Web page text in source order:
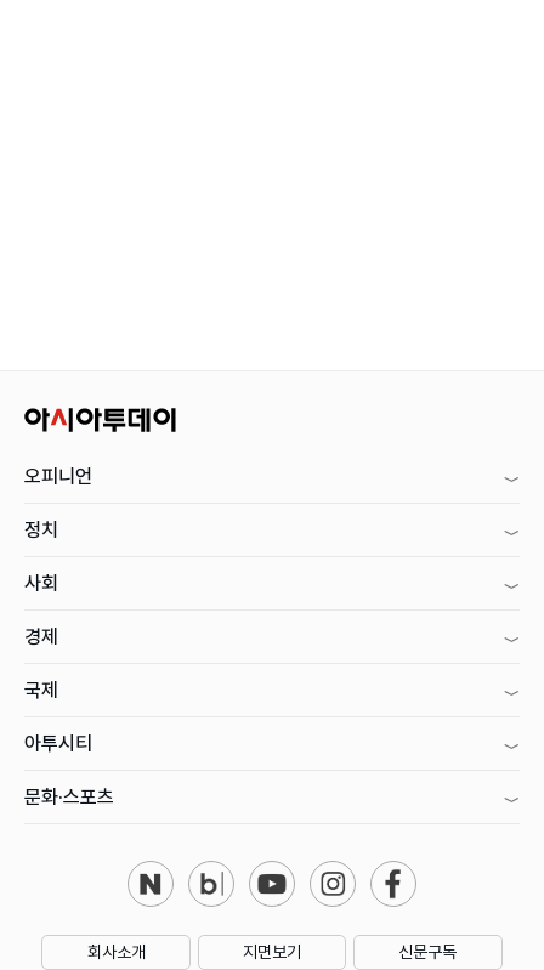
오피니언
정치
사회
경제
국제
아투시티
문화·스포츠
회사소개 지면보기 신문구독